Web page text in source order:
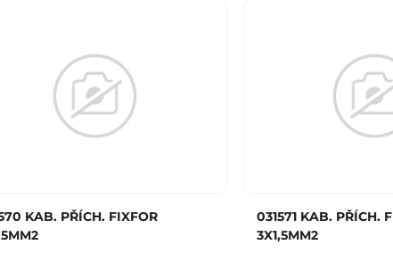
KAB. PŘÍCH. FIXFOR
031571 KAB. PŘÍCH.
3X1,5MM2